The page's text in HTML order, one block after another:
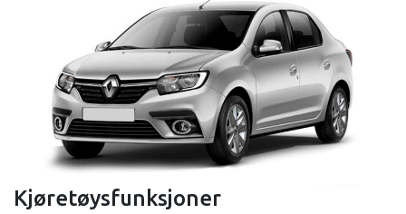
Kjøretøysfunksjoner